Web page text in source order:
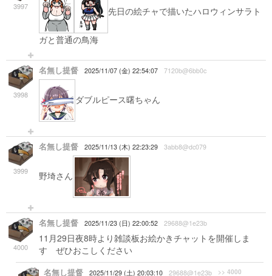
3997 先日の絵チャで描いたハロウィンサラト
ガと普通の鳥海
3998
名無し提督 2025/11/07 (金) 22:54:07 7120b@6bb0c
ダブルピース曙ちゃん
3999
名無し提督 2025/11/13 (木) 22:23:29 3abb8@dc079
野埼さん
4000
名無し提督 2025/11/23 (日) 22:00:52 29688@1e23b
11月29日夜8時より雑談板お絵かきチャットを開催しま
す ぜひおこしください
名無し提督 2025/11/29 (土) 20:03:10 29688@1e23b >> 4000